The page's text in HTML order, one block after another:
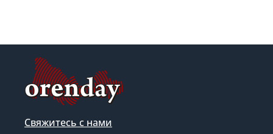
Свяжитесь с нами